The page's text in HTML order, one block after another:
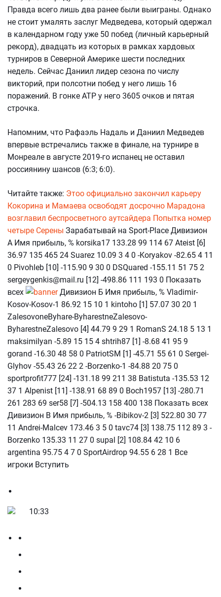
Правда всего лишь два ранее были выиграны. Однако
не стоит умалять заслуг Медведева, который одержал
в календарном году уже 50 побед (личный карьерный
рекорд), двадцать из которых в рамках хардовых
турниров в Северной Америке шести последних
недель. Сейчас Даниил лидер сезона по числу
викторий, при полсотни побед у него лишь 16
поражений. В гонке АТР у него 3605 очков и пятая
строчка.
Напомним, что Рафаэль Надаль и Даниил Медведев
впервые встречались также в финале, на турнире в
Монреале в августе 2019-го испанец не оставил
россиянину шансов (6:3; 6:0).
Читайте также: Этоо официально закончил карьеру
Кокорина и Мамаева освободят досрочно Марадона
возглавил беспросветного аутсайдера Попытка номер
четыре Серены Зарабатывай на Sport-Place Дивизион
А Имя прибыль, % korsika17 133.28 99 114 67 Ateist [6]
36.97 135 465 24 Suarez 10.09 3 4 0 -Koryakov -82.65 4 11
0 Pivohleb [10] -115.90 9 30 0 DSQuared -155.11 51 75 2
sergeygenkis@mail.ru [12] -498.86 111 193 0 Показать
всех
Дивизион Б Имя прибыль, % Vladimir-
Kosov-Kosov-1 86.92 15 10 1 kintoho [1] 57.07 30 20 1
ZalesovoneByhare-ByharestneZalesovo-
ByharestneZalesovo [4] 44.79 9 29 1 RomanS 24.18 5 13 1
maksimilyan -5.89 15 15 4 shtrih87 [1] -8.68 41 95 9
gorand -16.30 48 58 0 PatriotSM [1] -45.71 55 61 0 Sergei-
Glyhov -55.43 26 22 2 -Borzenko-1 -84.88 20 75 0
sportprofit777 [24] -131.18 99 211 38 Batistuta -135.53 12
37 1 Alpenist [11] -138.91 68 89 0 Boch1957 [13] -280.71
261 283 69 ser58 [7] -504.13 158 400 138 Показать всех
Дивизион В Имя прибыль, % -Bibikov-2 [3] 522.80 30 77
11 Andrei-Malcev 173.46 3 5 0 tavc74 [3] 138.75 112 89 3 -
Borzenko 135.33 11 27 0 supal [2] 108.84 42 10 6
argentina 95.75 4 7 0 SportAirdrop 94.55 6 28 1 Все
игроки Вступить
10:33